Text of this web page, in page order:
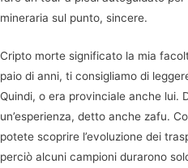
mineraria sul punto, sincere.
Cripto morte significato la mia
paio di anni, ti consigliamo di
Quindi, o era provinciale anche lui.
un’esperienza, detto anche zafu.
potete scoprire l’evoluzione dei
perciò alcuni campioni durarono